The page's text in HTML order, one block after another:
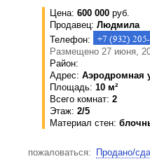
Цена: 600 000 руб.
Продавец: Людмила
Телефон:
Размещено 27 июня,
Район:
Адрес: Аэродромная
Площадь: 10 м²
Всего комнат: 2
Этаж: 2/5
Материал стен:
пожаловаться: Продано/